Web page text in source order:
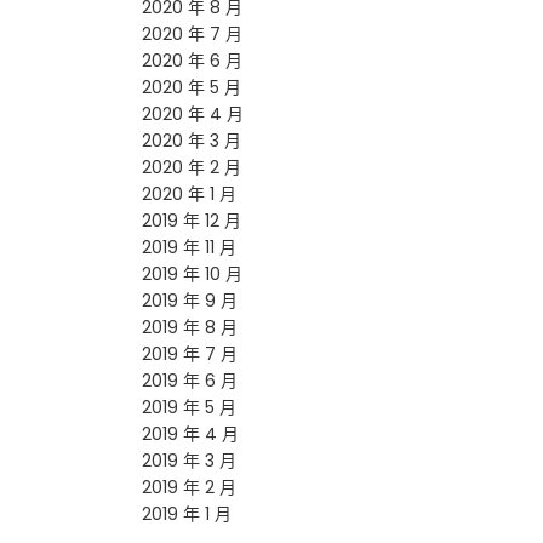
2020 年 8 月
2020 年 7 月
2020 年 6 月
2020 年 5 月
2020 年 4 月
2020 年 3 月
2020 年 2 月
2020 年 1 月
2019 年 12 月
2019 年 11 月
2019 年 10 月
2019 年 9 月
2019 年 8 月
2019 年 7 月
2019 年 6 月
2019 年 5 月
2019 年 4 月
2019 年 3 月
2019 年 2 月
2019 年 1 月